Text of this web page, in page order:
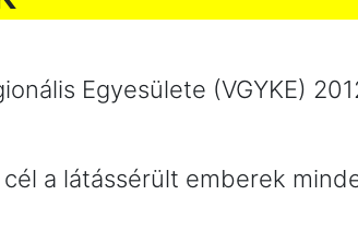
Egyesülete (VGYKE)
a látássérült emberek